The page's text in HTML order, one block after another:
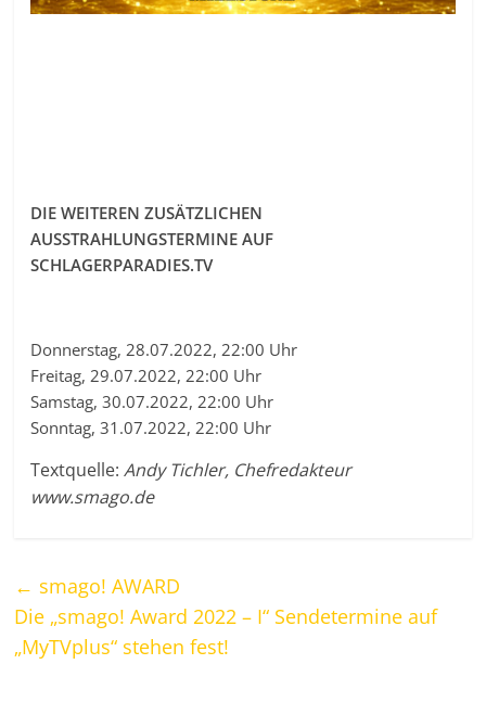
DIE WEITEREN ZUSÄTZLICHEN
AUSSTRAHLUNGSTERMINE AUF
SCHLAGERPARADIES.TV
Donnerstag, 28.07.2022, 22:00 Uhr
Freitag, 29.07.2022, 22:00 Uhr
Samstag, 30.07.2022, 22:00 Uhr
Sonntag, 31.07.2022, 22:00 Uhr
Textquelle:Andy Tichler, Chefredakteur
www.smago.de
← smago! AWARD
Die „smago! Award 2022 – I“ Sendetermine auf
„MyTVplus“ stehen fest!